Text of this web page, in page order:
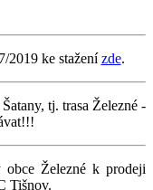
2019 ke staženízde.
tj. trasa Železné -
obce Železné k prodeji
Tišnov.